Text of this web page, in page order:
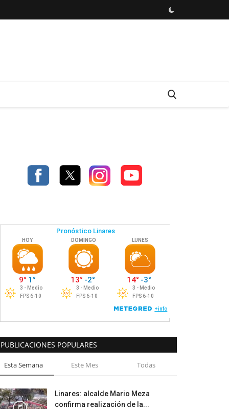
PUBLICACIONES POPULARES
Esta Semana Este Mes Todas
Linares: alcalde Mario Meza
confirma realización de la...